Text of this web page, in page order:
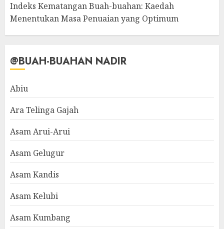
Indeks Kematangan Buah-buahan: Kaedah
Menentukan Masa Penuaian yang Optimum
@BUAH-BUAHAN NADIR
Abiu
Ara Telinga Gajah
Asam Arui-Arui
Asam Gelugur
Asam Kandis
Asam Kelubi
Asam Kumbang